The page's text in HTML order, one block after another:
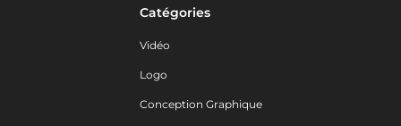
Catégories
Vidéo
Logo
Conception Graphique